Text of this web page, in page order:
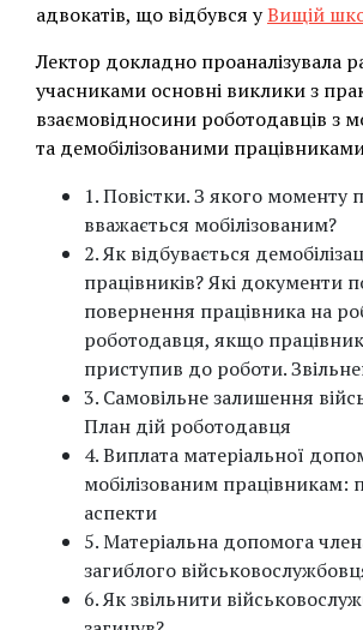
адвокатів, що відбувся уВищій
Лектор докладно проаналізувала
учасниками основні виклики з
взаємовідносини роботодавців з
та демобілізованими
1. Повістки. З якого моменту
вважається мобілізованим?
2. Як відбувається
працівників? Які документи
повернення працівника на
роботодавця, якщо
приступив до роботи.
3. Самовільне залишення
План дій роботодавця
4. Виплата матеріальної
мобілізованим працівникам:
аспекти
5. Матеріальна допомога
загиблого
6. Як звільнити